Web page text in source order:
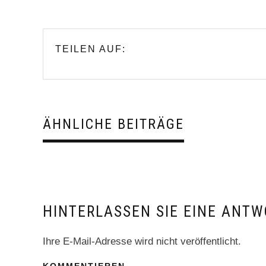
TEILEN AUF:
ÄHNLICHE BEITRÄGE
HINTERLASSEN SIE EINE
Ihre E-Mail-Adresse wird nicht veröffentlicht.